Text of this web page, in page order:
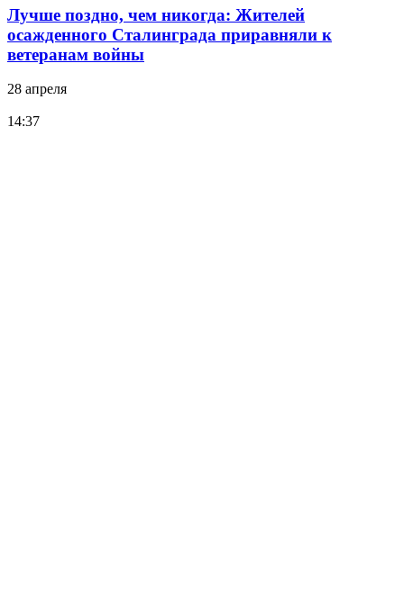
Лучше поздно, чем никогда: Жителей
осажденного Сталинграда приравняли к
ветеранам войны
28 апреля
14:37